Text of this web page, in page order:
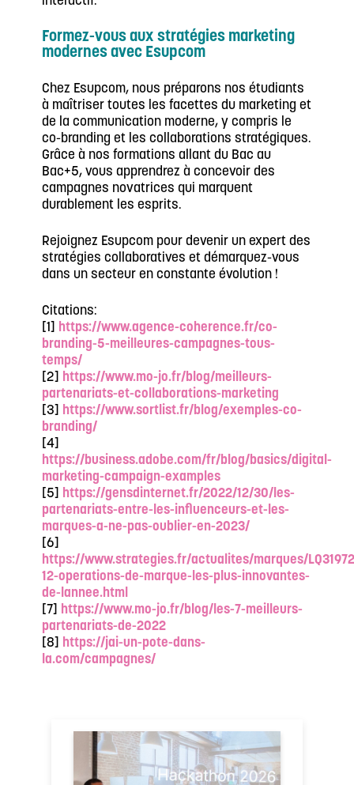
Formez-vous aux stratégies marketing
modernes avec Esupcom
Chez Esupcom, nous préparons nos étudiants
à maîtriser toutes les facettes du marketing et
de la communication moderne, y compris le
co-branding et les collaborations stratégiques.
Grâce à nos formations allant du Bac au
Bac+5, vous apprendrez à concevoir des
campagnes novatrices qui marquent
durablement les esprits.
Rejoignez Esupcom pour devenir un expert des
stratégies collaboratives et démarquez-vous
dans un secteur en constante évolution !
Citations:
[1] https://www.agence-coherence.fr/co-
branding-5-meilleures-campagnes-tous-
temps/
[2] https://www.mo-jo.fr/blog/meilleurs-
partenariats-et-collaborations-marketing
[3] https://www.sortlist.fr/blog/exemples-co-
branding/
[4]
https://business.adobe.com/fr/blog/basics/digital-
marketing-campaign-examples
[5] https://gensdinternet.fr/2022/12/30/les-
partenariats-entre-les-influenceurs-et-les-
marques-a-ne-pas-oublier-en-2023/
[6]
https://www.strategies.fr/actualites/marques/
12-operations-de-marque-les-plus-innovantes-
de-lannee.html
[7] https://www.mo-jo.fr/blog/les-7-meilleurs-
partenariats-de-2022
[8] https://jai-un-pote-dans-
la.com/campagnes/